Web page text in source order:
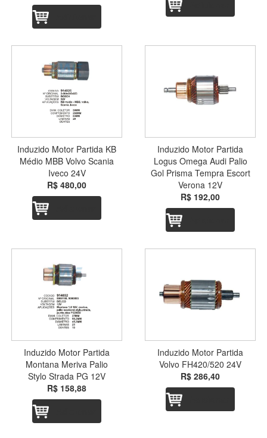
Induzido Motor Partida KB
Médio MBB Volvo Scania
Iveco 24V
R$ 480,00
Induzido Motor Partida
Logus Omega Audi Palio
Gol Prisma Tempra Escort
Verona 12V
R$ 192,00
Induzido Motor Partida
Montana Meriva Palio
Stylo Strada PG 12V
R$ 158,88
Induzido Motor Partida
Volvo FH420/520 24V
R$ 286,40